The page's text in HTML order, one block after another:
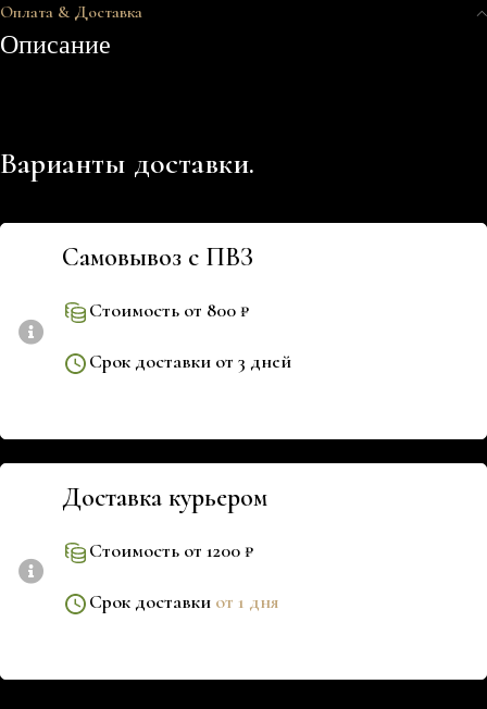
Оплата & Доставка
Описание
Варианты доставки.
Самовывоз с ПВЗ
Стоимость от 800 ₽
Срок доставки от 3 дней
Доставка курьером
Стоимость от 1200 ₽
Срок доставки от 1 дня